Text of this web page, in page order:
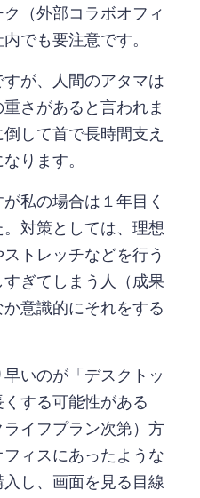
（外部コラボオフィ
でも要注意です。
が、人間のアタマは
さがあると言われま
して首で長時間支え
ります。
私の場合は１年目く
対策としては、理想
トレッチなどを行う
ぎてしまう人（成果
意識的にそれをする
いのが「デスクトッ
する可能性がある
ライフプラン次第）方
ィスにあったような
し、画面を見る目線